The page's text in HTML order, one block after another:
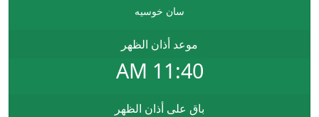
سان خوسيه
موعد أذان الظهر
11:40 AM
باق على أذان الظهر